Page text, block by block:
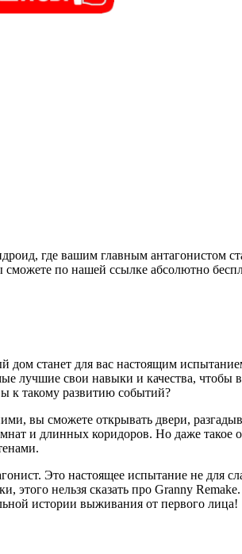
где вашим главным антагонистом
по нашей ссылке абсолютно
станет для вас настоящим
лучшие свои навыки и качества, чтобы
к такому развитию событий?
вы сможете открывать двери,
и длинных коридоров. Но даже такое
Это настоящее испытание не для
нельзя сказать про Granny
истории выживания от первого лица!